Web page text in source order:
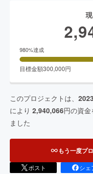
980%達成
目標金額300,000円
このプロジェクトは、
により 2,940,066円の資金
ました
もう一度プ
ポスト シェ